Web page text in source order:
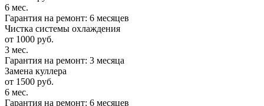
6 мес.
Гарантия на ремонт: 6 месяцев
Чистка системы охлаждения
от 1000 руб.
3 мес.
Гарантия на ремонт: 3 месяца
Замена куллера
от 1500 руб.
6 мес.
Гарантия на ремонт: 6 месяцев